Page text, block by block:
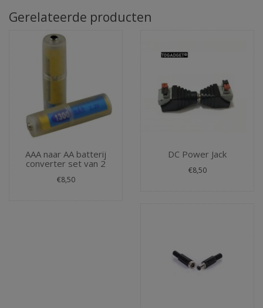
Gerelateerde producten
AAA naar AA batterij
converter set van 2
€8,50
DC Power Jack
€8,50